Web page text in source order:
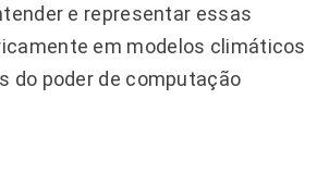
e representar essas
em modelos climáticos 
do poder de computação